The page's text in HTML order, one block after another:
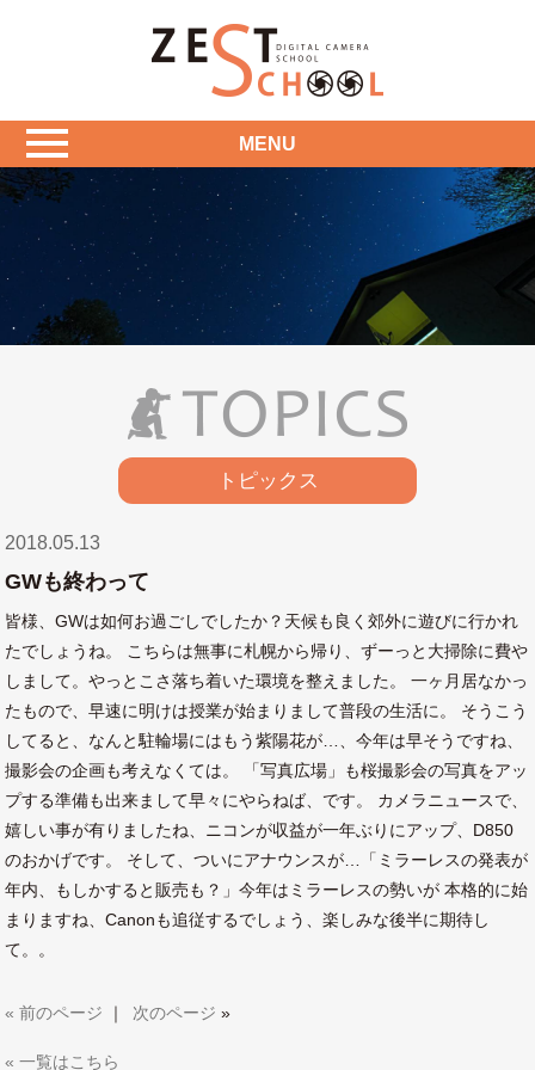
MENU
トピックス
2018.05.13
GWも終わって
皆様、GWは如何お過ごしでしたか？天候も良く郊外に遊びに行かれ
たでしょうね。 こちらは無事に札幌から帰り、ずーっと大掃除に費や
しまして。やっとこさ落ち着いた環境を整えました。 一ヶ月居なかっ
たもので、早速に明けは授業が始まりまして普段の生活に。 そうこう
してると、なんと駐輪場にはもう紫陽花が…、今年は早そうですね、
撮影会の企画も考えなくては。 「写真広場」も桜撮影会の写真をアッ
プする準備も出来まして早々にやらねば、です。 カメラニュースで、
嬉しい事が有りましたね、ニコンが収益が一年ぶりにアップ、D850
のおかげです。 そして、ついにアナウンスが…「ミラーレスの発表が
年内、もしかすると販売も？」今年はミラーレスの勢いが 本格的に始
まりますね、Canonも追従するでしょう、楽しみな後半に期待し
て。。
« 前のページ ｜ 次のページ »
« 一覧はこちら